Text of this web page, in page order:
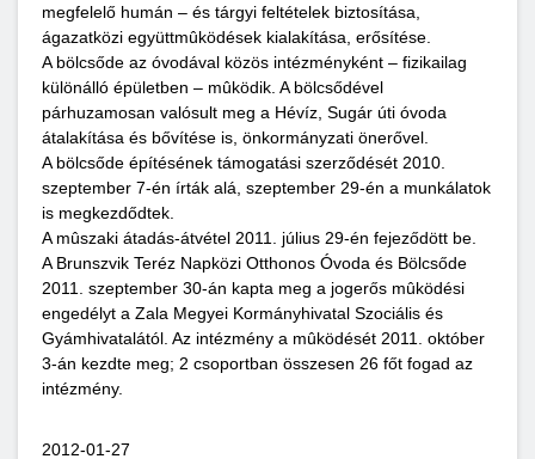
megfelelő humán – és tárgyi feltételek biztosítása,
ágazatközi együttmûködések kialakítása, erősítése.
A bölcsőde az óvodával közös intézményként – fizikailag
különálló épületben – mûködik. A bölcsődével
párhuzamosan valósult meg a Hévíz, Sugár úti óvoda
átalakítása és bővítése is, önkormányzati önerővel.
A bölcsőde építésének támogatási szerződését 2010.
szeptember 7-én írták alá, szeptember 29-én a munkálatok
is megkezdődtek.
A mûszaki átadás-átvétel 2011. július 29-én fejeződött be.
A Brunszvik Teréz Napközi Otthonos Óvoda és Bölcsőde
2011. szeptember 30-án kapta meg a jogerős mûködési
engedélyt a Zala Megyei Kormányhivatal Szociális és
Gyámhivatalától. Az intézmény a mûködését 2011. október
3-án kezdte meg; 2 csoportban összesen 26 főt fogad az
intézmény.
2012-01-27